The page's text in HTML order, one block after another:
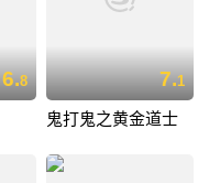
6.8 7.1
鬼打鬼之黄金道士